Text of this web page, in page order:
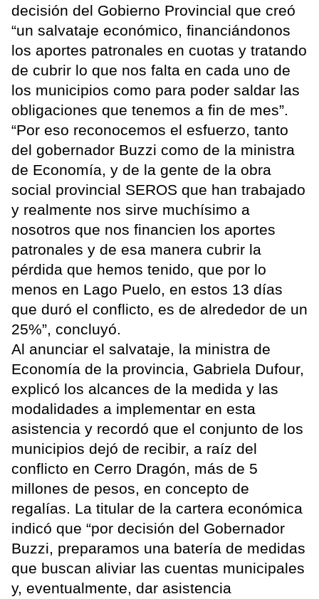
decisión del Gobierno Provincial que creó
“un salvataje económico, financiándonos
los aportes patronales en cuotas y tratando
de cubrir lo que nos falta en cada uno de
los municipios como para poder saldar las
obligaciones que tenemos a fin de mes”.
“Por eso reconocemos el esfuerzo, tanto
del gobernador Buzzi como de la ministra
de Economía, y de la gente de la obra
social provincial SEROS que han trabajado
y realmente nos sirve muchísimo a
nosotros que nos financien los aportes
patronales y de esa manera cubrir la
pérdida que hemos tenido, que por lo
menos en Lago Puelo, en estos 13 días
que duró el conflicto, es de alrededor de un
25%”, concluyó.
Al anunciar el salvataje, la ministra de
Economía de la provincia, Gabriela Dufour,
explicó los alcances de la medida y las
modalidades a implementar en esta
asistencia y recordó que el conjunto de los
municipios dejó de recibir, a raíz del
conflicto en Cerro Dragón, más de 5
millones de pesos, en concepto de
regalías. La titular de la cartera económica
indicó que “por decisión del Gobernador
Buzzi, preparamos una batería de medidas
que buscan aliviar las cuentas municipales
y, eventualmente, dar asistencia